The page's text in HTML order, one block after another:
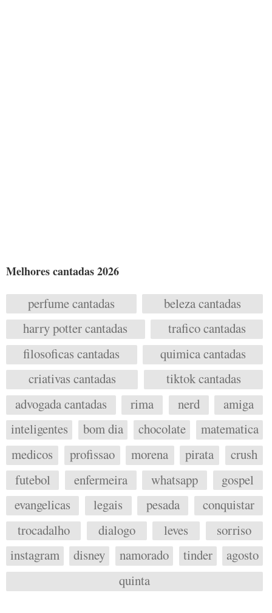
Melhores cantadas 2026
perfume cantadas
beleza cantadas
harry potter cantadas
trafico cantadas
filosoficas cantadas
quimica cantadas
criativas cantadas
tiktok cantadas
advogada cantadas
rima nerd
amiga
inteligentes
bom dia chocolate
matematica
medicos
profissao morena pirata
crush
futebol
enfermeira whatsapp
gospel
evangelicas
legais pesada
conquistar
trocadalho
dialogo leves
sorriso
instagram
disney namorado tinder
agosto
quinta